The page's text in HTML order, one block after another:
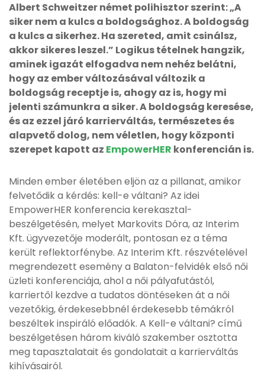
Albert Schweitzer német polihisztor szerint: „A
siker nem a kulcs a boldogsághoz. A boldogság
a kulcs a sikerhez. Ha szereted, amit csinálsz,
akkor sikeres leszel.” Logikus tételnek hangzik,
aminek igazát elfogadva nem nehéz belátni,
hogy az ember változásával változik a
boldogság receptje is, ahogy az is, hogy mi
jelenti számunkra a siker. A boldogság keresése,
és az ezzel járó karrierváltás, természetes és
alapvető dolog, nem véletlen, hogy központi
szerepet kapott az EmpowerHER konferencián is.
Minden ember életében eljön az a pillanat, amikor
felvetődik a kérdés: kell-e váltani? Az idei
EmpowerHER konferencia kerekasztal-
beszélgetésén, melyet Markovits Dóra, az Interim
Kft. ügyvezetője moderált, pontosan ez a téma
került reflektorfénybe. Az Interim Kft. részvételével
megrendezett esemény a Balaton-felvidék első női
üzleti konferenciája, ahol a női pályafutástól,
karriertől kezdve a tudatos döntéseken át a női
vezetőkig, érdekesebbnél érdekesebb témákról
beszéltek inspiráló előadók. A Kell-e váltani? című
beszélgetésen három kiváló szakember osztotta
meg tapasztalatait és gondolatait a karrierváltás
kihívásairól.